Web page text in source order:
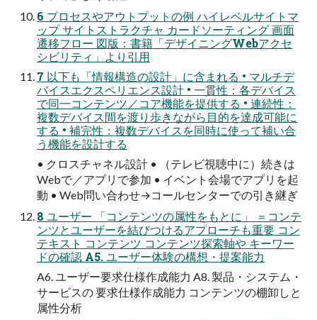
6 プロセスやアウトプットの例 ハイレベルサイトマ
ップ サイトストラクチャ カードソーティング 画面
遷移フロー 図版：書籍「デザイニングWebアクセ
シビリティ」より引用
7 以下も「情報構造の設計」に含まれる • マルチデ
バイスエクスペリエンス設計 • 一貫性：各デバイス
で同一コンテンツ／コア機能を提供する • 連続性：
複数デバイス間を渡り歩きながら目的を達成可能に
する • 補完性：複数デバイスを同時に使って補い合
う機能を設計する
• クロスチャネル設計 • （テレビ視聴中に）続きは
Webで／アプリで参加 • イベント会場でアプリを起
動 • Web問い合わせ→コールセンターでの引き継ぎ
8 ユーザー 「コンテンツの属性をもとに」 ＝コンテ
ンツとユーザーを結びつけるアプローチも重要 コン
テキスト コンテンツ コンテンツ探索軸や キーワー
ドの確認 A5. ユーザー体験の構想・提案能力
A6. ユーザー要求仕様作成能力 A8. 製品・システム・
サービスの 要求仕様作成能力 コンテンツの棚卸しと
属性分析